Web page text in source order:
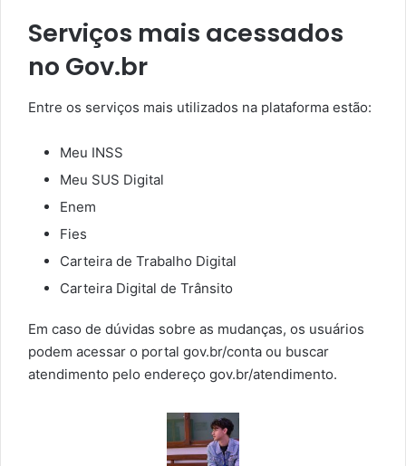
Serviços mais acessados
no Gov.br
Entre os serviços mais utilizados na plataforma estão:
Meu INSS
Meu SUS Digital
Enem
Fies
Carteira de Trabalho Digital
Carteira Digital de Trânsito
Em caso de dúvidas sobre as mudanças, os usuários
podem acessar o portal gov.br/conta ou buscar
atendimento pelo endereço gov.br/atendimento.